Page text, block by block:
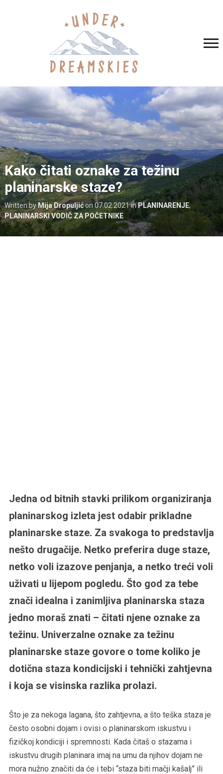
Kako čitati oznake za težinu
planinarske staze?
Written byMija Dropuljićon07.02.2021inPLANINARENJE,
PLANINARSKI VODIČ ZA POČETNIKE
Jedna od bitnih stavki prilikom organiziranja
planinarskog izleta jest odabir prikladne
planinarske staze. Za svakoga to predstavlja
nešto drugačije. Netko preferira duge staze,
netko voli izazove penjanja, a netko treći voli
uživati u lijepom pogledu. Što god za tebe
znači idealna i zanimljiva planinarska staza
jedno moraš znati – čitati njene oznake za
težinu. Univerzalne oznake za težinu
planinarske staze govore o tome koliko je
dotična staza kondicijski i tehnički zahtjevna
i koja se visinska razlika prolazi.
Što je za nekoga lagana, što zahtjevna, a što teška staza je
često osobni dojam i ovisi o planinarskom iskustvu i
fizičkoj kondiciji i spremnosti. Kada čitaš o stazama i
iskustvu drugih planinara imaj na umu da njihov dojam ne
mora nužno značiti da će i tebi “staza biti mačji kašalj” ili